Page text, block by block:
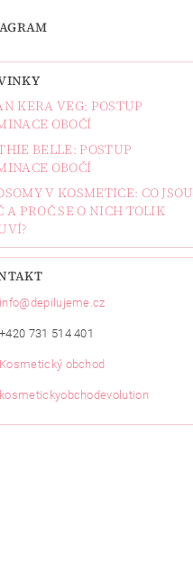
KERA VEG: POSTUP
OBOČÍ
BELLE: POSTUP
OBOČÍ
V KOSMETICE: CO JSOU
A PROČ SE O NICH TOLIK
info@depilujeme.cz
+420 731 514 401
Kosmetický obchod
kosmetickyobchodevolution